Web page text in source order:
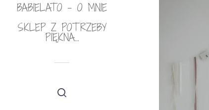
BABIELATO – O MNIE
SKLEP Z POTRZEBY
PIĘKNA…